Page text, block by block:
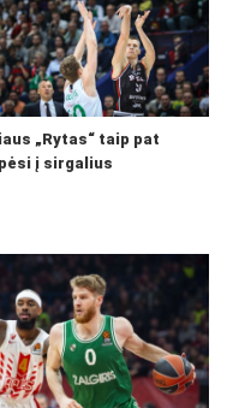
„Rytas“ taip pat
į sirgalius